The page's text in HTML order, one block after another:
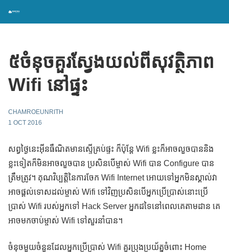
៥ចំនុចគួរស្វែងយល់ពីសុវត្ថិភាព
Wifi នៅផ្ទះ
CHAMROEUNRITH
1 OCT 2016
សព្វថ្ងៃនេះអ៊ីនធឺណិតមានស្ទើគ្រប់ផ្ទះ ក៏ប៉ុន្តែ Wifi ខ្លះក៏អាចលួចបាននិង
ខ្លះទៀតក៏មិនអាចលួចបាន ប្រសិនបើម្ចាស់ Wifi បាន Configure បាន
ត្រឹមត្រូវ។ គុណវិប្បត្តិនៃការចែក Wifi Internet អោយទៅអ្នកមិនស្គាល់វា
អាចផ្តល់ទោសដល់ម្ចាស់ Wifi ទៅវិញប្រសិនបើអ្នកប្រើប្រាស់នោះប្រើ
ប្រាស់ Wifi របស់អ្នកទៅ Hack Server អ្នកដទៃនៅពេលគេតាមដាន គេ
អាចមកចាប់ម្ចាស់ Wifi ទៅសួរនាំបាន។
ចំនុចមួយចំនួនដែលអ្នកប្រើប្រាស់ Wifi គួរប្រុងប្រយ័ត្នចំពោះ Home